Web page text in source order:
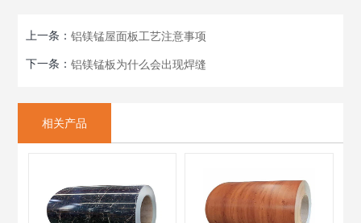
上一条：铝镁锰屋面板工艺注意事项
下一条：铝镁锰板为什么会出现焊缝
相关产品